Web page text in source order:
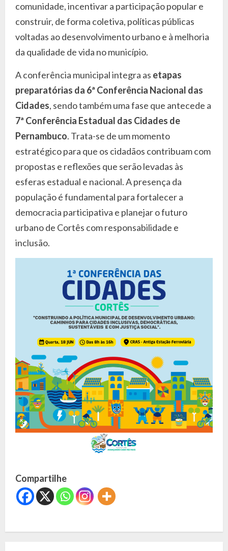
comunidade, incentivar a participação popular e
construir, de forma coletiva, políticas públicas
voltadas ao desenvolvimento urbano e à melhoria
da qualidade de vida no município.
A conferência municipal integra as etapas
preparatórias da 6ª Conferência Nacional das
Cidades, sendo também uma fase que antecede a
7ª Conferência Estadual das Cidades de
Pernambuco. Trata-se de um momento
estratégico para que os cidadãos contribuam com
propostas e reflexões que serão levadas às
esferas estadual e nacional. A presença da
população é fundamental para fortalecer a
democracia participativa e planejar o futuro
urbano de Cortês com responsabilidade e
inclusão.
Compartilhe
C